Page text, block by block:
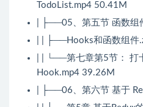
TodoList.mp4 50.41M
| ├──05、第五节 函数组
| | ├──Hooks和函数组件
| | └──第七章第5节： 打
Hook.mp4 39.26M
| ├──06、第六节 基于